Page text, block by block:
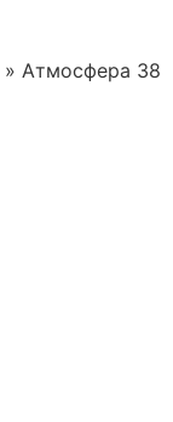
» Атмосфера 38